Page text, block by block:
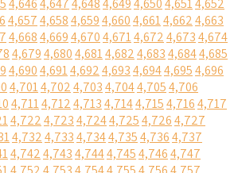
4,6464,6474,6484,6494,6504,6514,652
4,6574,6584,6594,6604,6614,6624,663
4,6684,6694,6704,6714,6724,6734,674
4,6794,6804,6814,6824,6834,6844,685
4,6904,6914,6924,6934,6944,6954,696
4,7014,7024,7034,7044,7054,706
4,7114,7124,7134,7144,7154,7164,717
4,7224,7234,7244,7254,7264,727
4,7324,7334,7344,7354,7364,737
4,7424,7434,7444,7454,7464,747